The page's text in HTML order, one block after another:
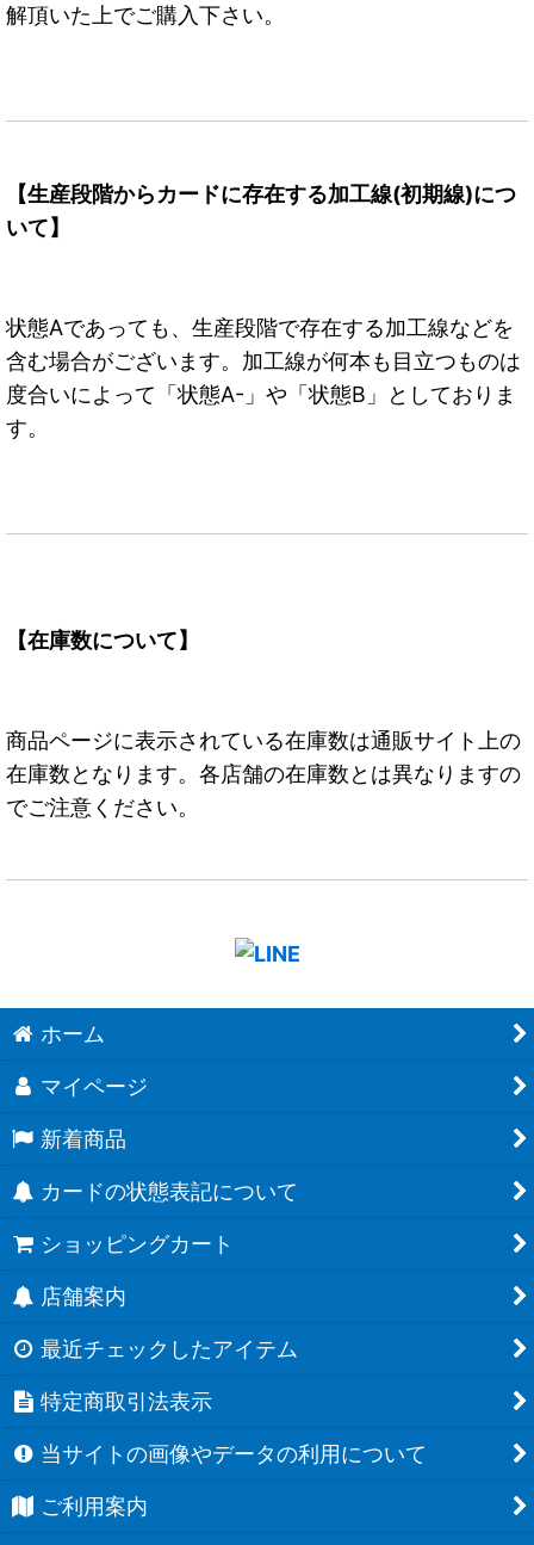
解頂いた上でご購入下さい。
【生産段階からカードに存在する加工線(初期線)につ
いて】
状態Aであっても、生産段階で存在する加工線などを
含む場合がございます。加工線が何本も目立つものは
度合いによって「状態A-」や「状態B」としておりま
す。
【在庫数について】
商品ページに表示されている在庫数は通販サイト上の
在庫数となります。各店舗の在庫数とは異なりますの
でご注意ください。
ホーム
マイページ
新着商品
カードの状態表記について
ショッピングカート
店舗案内
最近チェックしたアイテム
特定商取引法表示
当サイトの画像やデータの利用について
ご利用案内